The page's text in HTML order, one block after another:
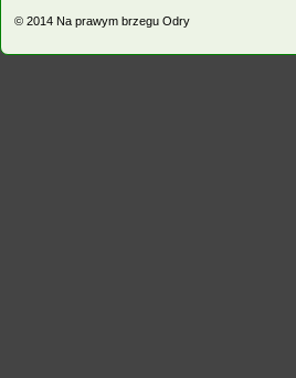
© 2014 Na prawym brzegu Odry